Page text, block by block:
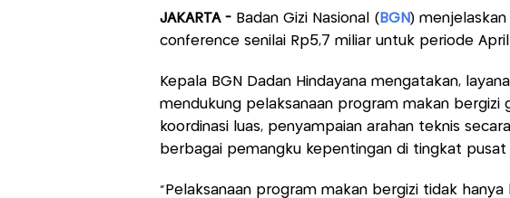
JAKARTA -Badan Gizi Nasional ( BGN )
conference senilai Rp5,7 miliar untuk periode
Kepala BGN Dadan Hindayana mengatakan,
mendukung pelaksanaan program makan bergizi
koordinasi luas, penyampaian arahan teknis
berbagai pemangku kepentingan di tingkat pusat
"Pelaksanaan program makan bergizi tidak